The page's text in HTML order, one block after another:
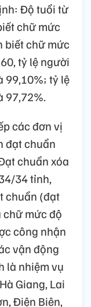
Độ tuổi từ
chữ mức
biết chữ mức
tỷ lệ người
99,10%; tỷ lệ
97,72%.
các đơn vị
đạt chuẩn
chuẩn xóa
34 tỉnh,
chuẩn (đạt
chữ mức độ
công nhận
vận động
là nhiệm vụ
Giang, Lai
Điện Biên,